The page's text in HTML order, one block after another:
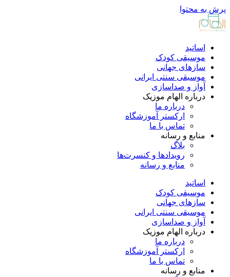
پرش به محتوا
اساتید
موسیقی کودک
سازهای جهانی
موسیقی سنتی ایرانی
آواز و صداسازی
درباره الهام موزیک
درباره ما
ارکستر آموزشگاه
تماس با ما
منابع و رسانه
بلاگ
رویدادها و کنسرت‌ها
منابع و رسانه
اساتید
موسیقی کودک
سازهای جهانی
موسیقی سنتی ایرانی
آواز و صداسازی
درباره الهام موزیک
درباره ما
ارکستر آموزشگاه
تماس با ما
منابع و رسانه